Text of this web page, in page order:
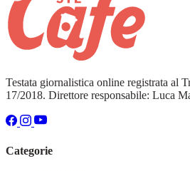
Testata giornalistica online registrata al
17/2018. Direttore responsabile: Luca
Categorie